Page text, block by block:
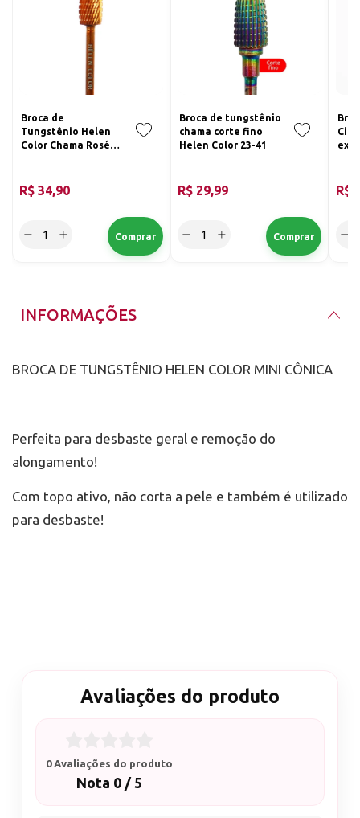
Broca de
Tungstênio Helen
Color Chama Rosé
R$ 34,90
Broca de tungstênio
chama corte fino
Helen Color 23-41
R$ 29,99 R$
INFORMAÇÕES
BROCA DE TUNGSTÊNIO HELEN COLOR MINI CÔNICA
Perfeita para desbaste geral e remoção do
alongamento!
Com topo ativo, não corta a pele e também é utilizado
para desbaste!
Avaliações do produto
0 Avaliações do produto
Nota 0 / 5